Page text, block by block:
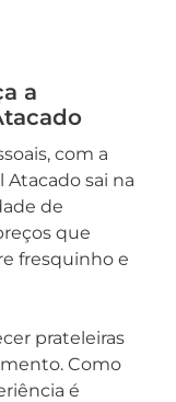
a
com a
Atacado sai na
de
que
fresquinho e
prateleiras
Como
é